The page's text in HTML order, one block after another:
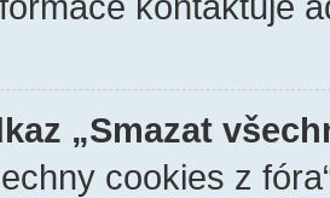
„Smazat
cookies z